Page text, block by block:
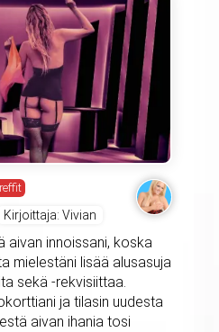
Kirjoittaja: Vivian
aivan innoissani, koska
mielestäni lisää alusasuja
sekä -rekvisiittaa.
ja tilasin uudesta
aivan ihania tosi